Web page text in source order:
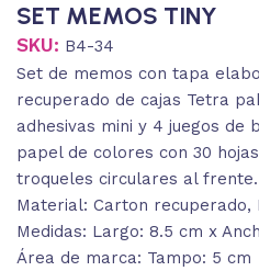
SET MEMOS TINY
SKU: B4-34
Set de memos con tapa
recuperado de cajas Tetra
adhesivas mini y 4 juegos de
papel de colores con 30
troqueles circulares al frente.
Material: Carton recuperado,
Medidas: Largo: 8.5 cm x
Área de marca: Tampo: 5 cm